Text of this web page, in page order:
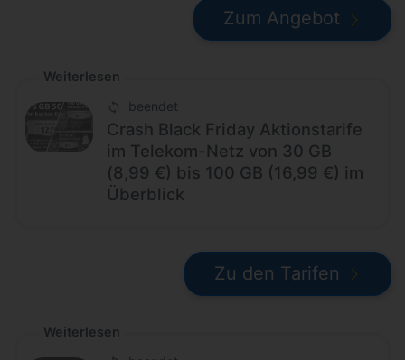
Zum Angebot
Weiterlesen
beendet
Crash Black Friday Aktionstarife
im Telekom-Netz von 30 GB
(8,99 €) bis 100 GB (16,99 €) im
Überblick
Zu den Tarifen
Weiterlesen